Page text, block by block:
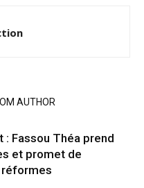
AUTHOR
: Fassou Théa prend
et promet de